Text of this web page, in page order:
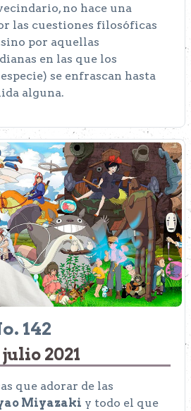
no hace una
las cuestiones filosóficas
por aquellas
en las que los
se enfrascan hasta
alguna.
142
julio 2021
que adorar de las
Miyazaki y todo el que